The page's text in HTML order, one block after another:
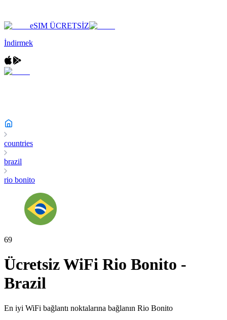
eSIM ÜCRETSİZ
İndirmek
countries
brazil
rio bonito
69
Ücretsiz WiFi Rio Bonito -
Brazil
En iyi WiFi bağlantı noktalarına bağlanın Rio Bonito